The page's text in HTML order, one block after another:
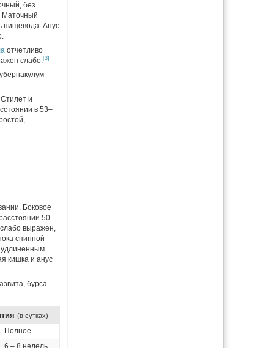
без
Маточный
пищевода. Анус
отчетливо
слабо.[3]
–
и
в 53–
Боковое
50–
выражен,
спинной
удлиненным
кишка и анус
бурса
(в сутках)
Полное
6 – 8 недель